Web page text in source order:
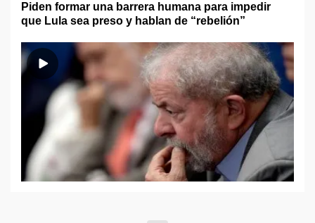
Piden formar una barrera humana para impedir
que Lula sea preso y hablan de “rebelión”